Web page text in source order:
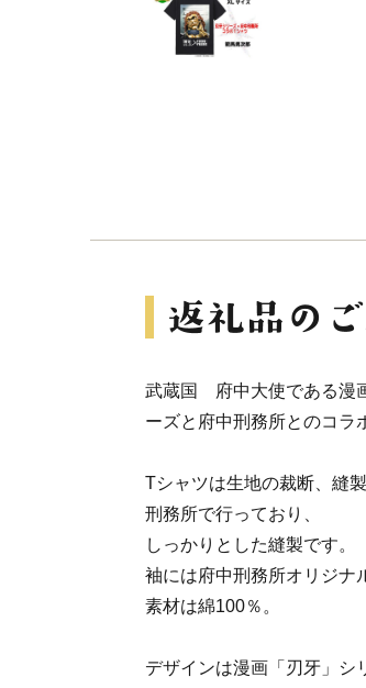
武蔵国 府中大使である漫
ーズと府中刑務所とのコラ
Tシャツは生地の裁断、縫
刑務所で行っており、
しっかりとした縫製です。
袖には府中刑務所オリジナ
素材は綿100％。
デザインは漫画「刃牙」シ